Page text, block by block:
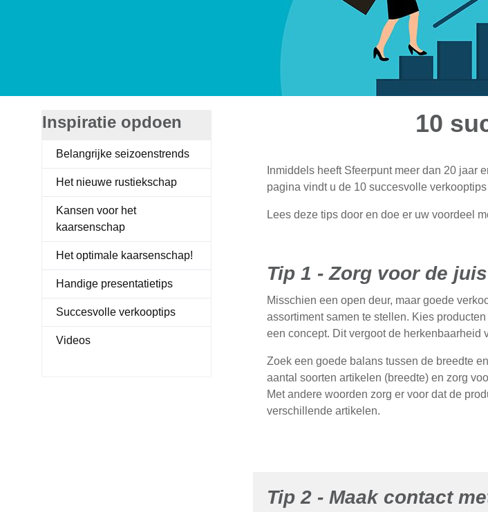
Displays
Inspiratie opdoen
Belangrijke seizoenstrends
Het nieuwe rustiekschap
Kansen voor het
kaarsenschap
Het optimale kaarsenschap!
Handige presentatietips
Succesvolle verkooptips
Videos
10
Inmiddels heeft Sfeerpunt meer dan 20 jaar
pagina vindt u de 10 succesvolle
Lees deze tips door en doe er uw voordeel
Tip 1 - Zorg voor de
Misschien een open deur, maar goede
assortiment samen te stellen. Kies
een concept. Dit vergoot de
Zoek een goede balans tussen de breedte
aantal soorten artikelen (breedte) en zorg
Met andere woorden zorg er voor dat de
verschillende artikelen.
Tip 2 - Maak contact